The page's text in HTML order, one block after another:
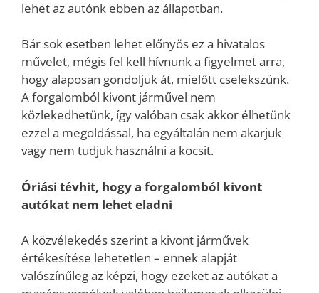
lehet az autónk ebben az állapotban.
Bár sok esetben lehet előnyös ez a hivatalos
művelet, mégis fel kell hívnunk a figyelmet arra,
hogy alaposan gondoljuk át, mielőtt cselekszünk.
A forgalomból kivont járművel nem
közlekedhetünk, így valóban csak akkor élhetünk
ezzel a megoldással, ha egyáltalán nem akarjuk
vagy nem tudjuk használni a kocsit.
Óriási tévhit, hogy a forgalomból kivont
autókat nem lehet eladni
A közvélekedés szerint a kivont járművek
értékesítése lehetetlen – ennek alapját
valószínűleg az képzi, hogy ezeket az autókat a